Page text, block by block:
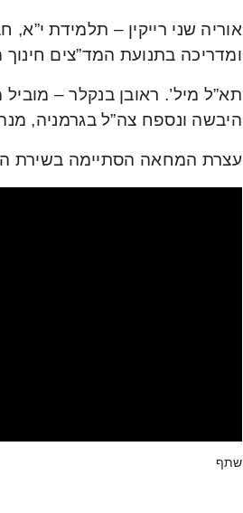
אוריה שני רייקין – תלמידת
ומדריכה בתנועת המד”צים חינוך
תא”ל מיל’. ראובן בנקלר –
היבשה ונספח צה”ל בגרמניה,
עצרת המחאה הסתיימה בשירת
שתף